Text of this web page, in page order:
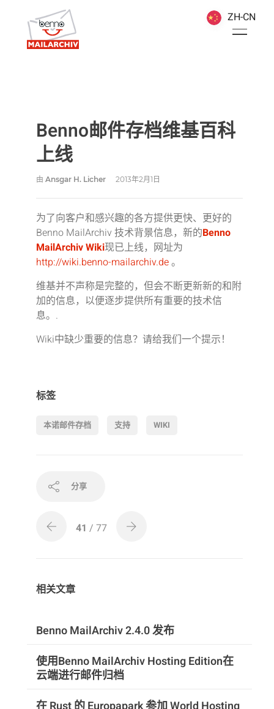
Benno邮件存档维基百科
上线
由 Ansgar H. Licher 2013年2月1日
为了向客户和感兴趣的各方提供更快、更好的
Benno MailArchiv 技术背景信息，新的Benno
MailArchiv Wiki现已上线，网址为
http://wiki.benno-mailarchiv.de。
维基并不声称是完整的，但会不断更新新的和附
加的信息，以便逐步提供所有重要的技术信
息。.
Wiki中缺少重要的信息？请给我们一个提示！
标签
本诺邮件存档 支持 WIKI
分享
41 / 77
相关文章
Benno MailArchiv 2.4.0 发布
使用Benno MailArchiv Hosting Edition在
云端进行邮件归档
ZH-CN
ZH-CN